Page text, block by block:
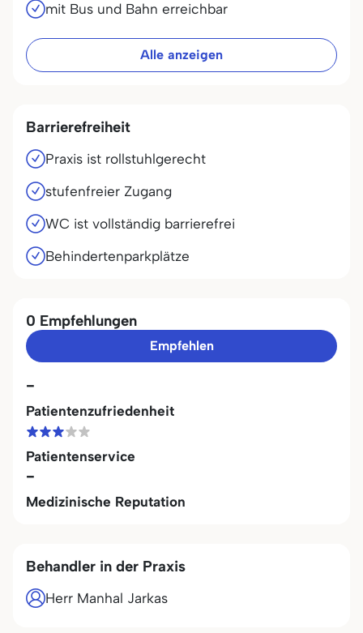
mit Bus und Bahn erreichbar
Alle anzeigen
Barrierefreiheit
Praxis ist rollstuhlgerecht
stufenfreier Zugang
WC ist vollständig barrierefrei
Behindertenparkplätze
0 Empfehlungen
Empfehlen
-
Patientenzufriedenheit
Patientenservice
-
Medizinische Reputation
Behandler in der Praxis
Herr Manhal Jarkas